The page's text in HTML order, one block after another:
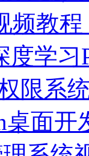
频教
度学
限系
桌面开